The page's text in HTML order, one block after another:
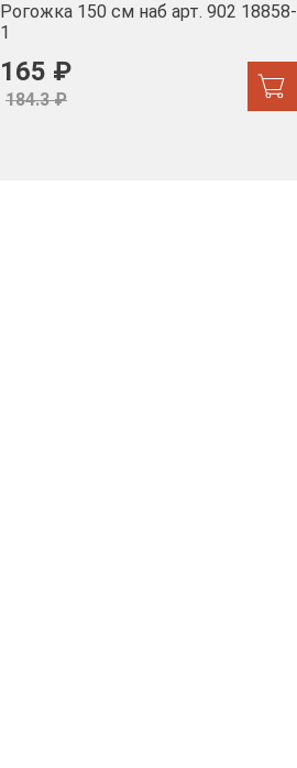
Рогожка 150 см наб арт. 902 18858-
1
165 ₽
184.3 ₽